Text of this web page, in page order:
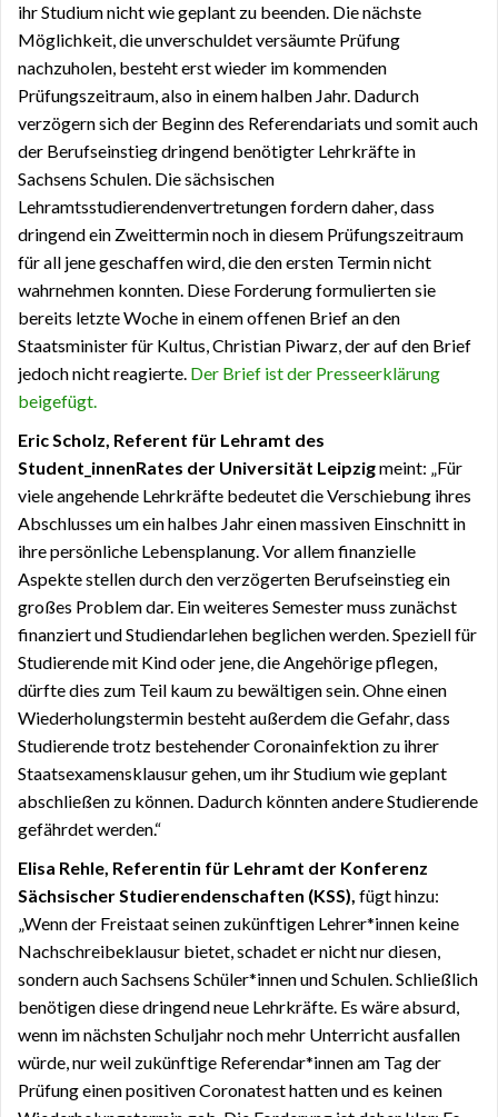
ihr Studium nicht wie geplant zu beenden. Die nächste
Möglichkeit, die unverschuldet versäumte Prüfung
nachzuholen, besteht erst wieder im kommenden
Prüfungszeitraum, also in einem halben Jahr. Dadurch
verzögern sich der Beginn des Referendariats und somit auch
der Berufseinstieg dringend benötigter Lehrkräfte in
Sachsens Schulen. Die sächsischen
Lehramtsstudierendenvertretungen fordern daher, dass
dringend ein Zweittermin noch in diesem Prüfungszeitraum
für all jene geschaffen wird, die den ersten Termin nicht
wahrnehmen konnten. Diese Forderung formulierten sie
bereits letzte Woche in einem offenen Brief an den
Staatsminister für Kultus, Christian Piwarz, der auf den Brief
jedoch nicht reagierte. Der Brief ist der Presseerklärung
beigefügt.
Eric Scholz, Referent für Lehramt des
Student_innenRates der Universität Leipzigmeint: „Für
viele angehende Lehrkräfte bedeutet die Verschiebung ihres
Abschlusses um ein halbes Jahr einen massiven Einschnitt in
ihre persönliche Lebensplanung. Vor allem finanzielle
Aspekte stellen durch den verzögerten Berufseinstieg ein
großes Problem dar. Ein weiteres Semester muss zunächst
finanziert und Studiendarlehen beglichen werden. Speziell für
Studierende mit Kind oder jene, die Angehörige pflegen,
dürfte dies zum Teil kaum zu bewältigen sein. Ohne einen
Wiederholungstermin besteht außerdem die Gefahr, dass
Studierende trotz bestehender Coronainfektion zu ihrer
Staatsexamensklausur gehen, um ihr Studium wie geplant
abschließen zu können. Dadurch könnten andere Studierende
gefährdet werden.“
Elisa Rehle, Referentin für Lehramt der Konferenz
Sächsischer Studierendenschaften (KSS), fügt hinzu:
„Wenn der Freistaat seinen zukünftigen Lehrer*innen keine
Nachschreibeklausur bietet, schadet er nicht nur diesen,
sondern auch Sachsens Schüler*innen und Schulen. Schließlich
benötigen diese dringend neue Lehrkräfte. Es wäre absurd,
wenn im nächsten Schuljahr noch mehr Unterricht ausfallen
würde, nur weil zukünftige Referendar*innen am Tag der
Prüfung einen positiven Coronatest hatten und es keinen